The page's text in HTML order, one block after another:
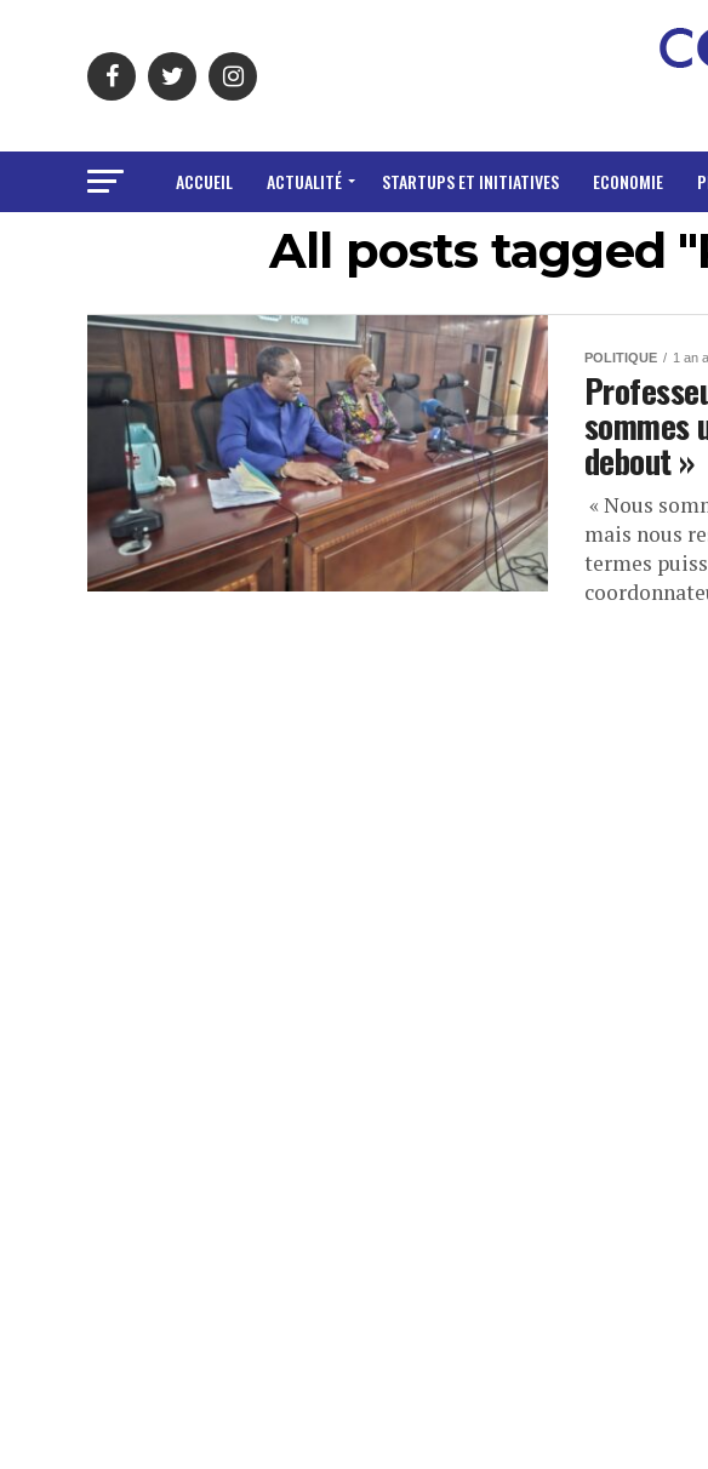
ACCUEIL ACTUALITÉ STARTUPS ET INITIATIVES ECONOMIE
All posts tagged
POLITIQUE 1 an
sommes
debout »
« Nous
mais nous
termes